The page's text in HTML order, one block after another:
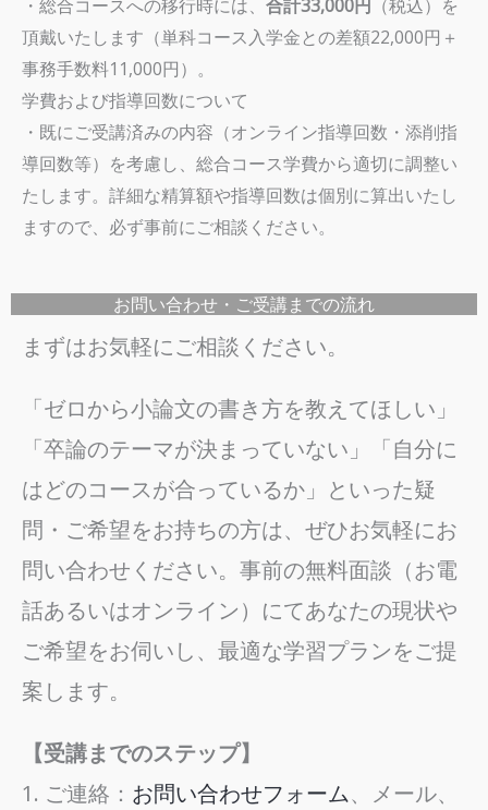
・ 総合コースへの移行時には、 合計33,000円 （税込）を
頂戴いたします（単科コース入学金との差額22,000円＋
事務手数料11,000円）。
学費および指導回数について
・ 既にご受講済みの内容（オンライン指導回数・添削指
導回数等）を考慮し、総合コース学費から適切に調整い
たします。詳細な精算額や指導回数は個別に算出いたし
ますので、必ず事前にご相談ください。
お問い合わせ・ご受講までの流れ
まずはお気軽にご相談ください。
「ゼロから小論文の書き方を教えてほしい」
「卒論のテーマが決まっていない」「自分に
はどのコースが合っているか」といった疑
問・ご希望をお持ちの方は、ぜひお気軽にお
問い合わせください。事前の無料面談（お電
話あるいはオンライン）にてあなたの現状や
ご希望をお伺いし、最適な学習プランをご提
案します。
【受講までのステップ】
1. ご連絡： お問い合わせフォーム、メール、